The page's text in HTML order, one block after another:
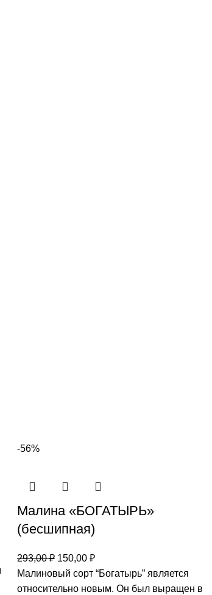
-56%
Малина «БОГАТЫРЬ»
(бесшипная)
293,00₽ 150,00 ₽
Малиновый сорт “Богатырь” является
относительно новым. Он был выращен в